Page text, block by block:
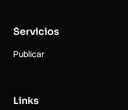
Servicios
Publicar
Links